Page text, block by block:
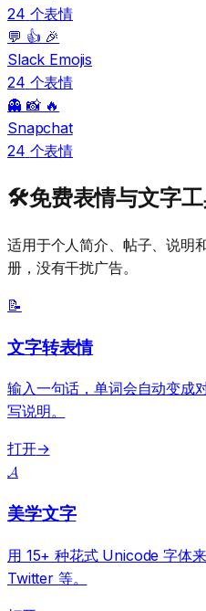
24 个表情
💬 👍 🎉
Slack Emojis
24 个表情
👻 📸 🔥
Snapchat
24 个表情
🛠️免费表情与文字
适用于个人简介、帖子、说明
册，没有干扰广告。
📝
文字转表情
输入一句话，单词会自动变
写说明。
打开→
𝓐
美学文字
用 15+ 种花式 Unicode 字体
Twitter 等。